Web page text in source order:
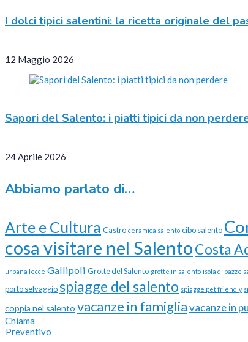
I dolci tipici salentini: la ricetta originale del
12 Maggio 2026
Sapori del Salento: i piatti tipici da non
24 Aprile 2026
Abbiamo parlato di…
Arte e Cultura Castro ceramica salento cibo salento
cosa visitare nel SalentoCosta
urbana lecce Gallipoli Grotte del Salento grotte in salento isola di pazze
porto selvaggio spiagge del salento spiagge pet friendly
coppia nel salento vacanze in famigliavacanze in
Chiama
Preventivo